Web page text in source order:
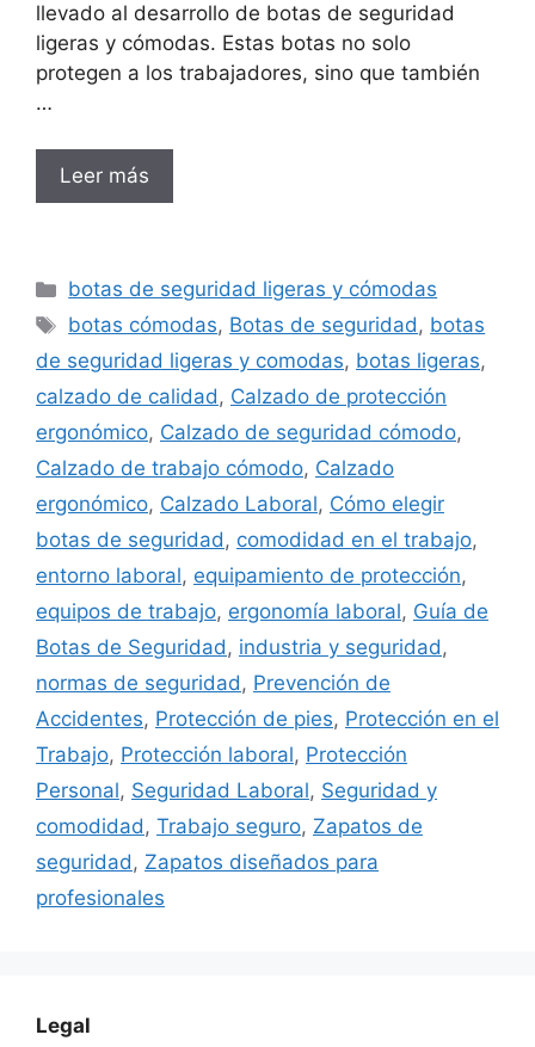
llevado al desarrollo de botas de seguridad
ligeras y cómodas. Estas botas no solo
protegen a los trabajadores, sino que también
…
Leer más
Categorías
botas de seguridad ligeras y cómodas
Etiquetas
botas cómodas, Botas de seguridad, botas
de seguridad ligeras y comodas, botas ligeras,
calzado de calidad, Calzado de protección
ergonómico, Calzado de seguridad cómodo,
Calzado de trabajo cómodo, Calzado
ergonómico, Calzado Laboral, Cómo elegir
botas de seguridad, comodidad en el trabajo,
entorno laboral, equipamiento de protección,
equipos de trabajo, ergonomía laboral, Guía de
Botas de Seguridad, industria y seguridad,
normas de seguridad, Prevención de
Accidentes, Protección de pies, Protección en el
Trabajo, Protección laboral, Protección
Personal, Seguridad Laboral, Seguridad y
comodidad, Trabajo seguro, Zapatos de
seguridad, Zapatos diseñados para
profesionales
Legal